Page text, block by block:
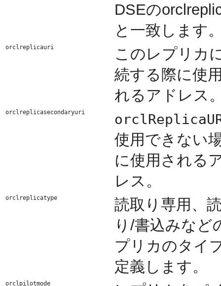
DSEの
と一致します
orclreplicauri
このレプリカ
続する際に使
れるアドレス
orclreplicasecondaryuri
使用できない
に使用される
レス。
orclreplicatype
読取り専用、
り/書込みなど
プリカのタイ
定義します。
orclpilotmode